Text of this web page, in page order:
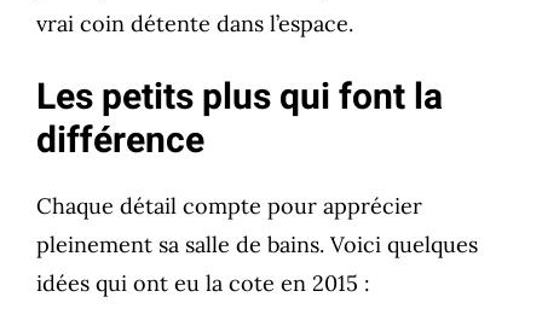
vrai coin détente dans l’espace.
Les petits plus qui font la
différence
Chaque détail compte pour apprécier
pleinement sa salle de bains. Voici quelques
idées qui ont eu la cote en 2015 :